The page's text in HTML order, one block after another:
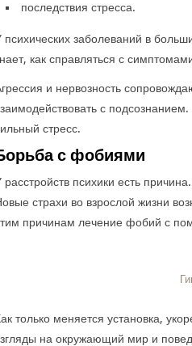
последствия стресса.
психических заболеваний в
как справляться с
и нервозность
с
стресс.
с фобиями
расстройств психики есть
страхи во взрослой жизни
причинам лечение фобий с
только меняется установка,
на окружающий мир и